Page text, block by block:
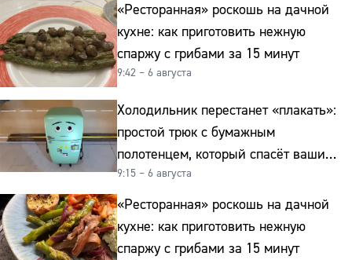
«Ресторанная» роскошь на дачной
кухне: как приготовить нежную
спаржу с грибами за 15 минут
9:42 – 6 августа
Холодильник перестанет «плакать»:
простой трюк с бумажным
полотенцем, который спасёт ваши
овощи от гнили
9:15 – 6 августа
«Ресторанная» роскошь на дачной
кухне: как приготовить нежную
спаржу с грибами за 15 минут